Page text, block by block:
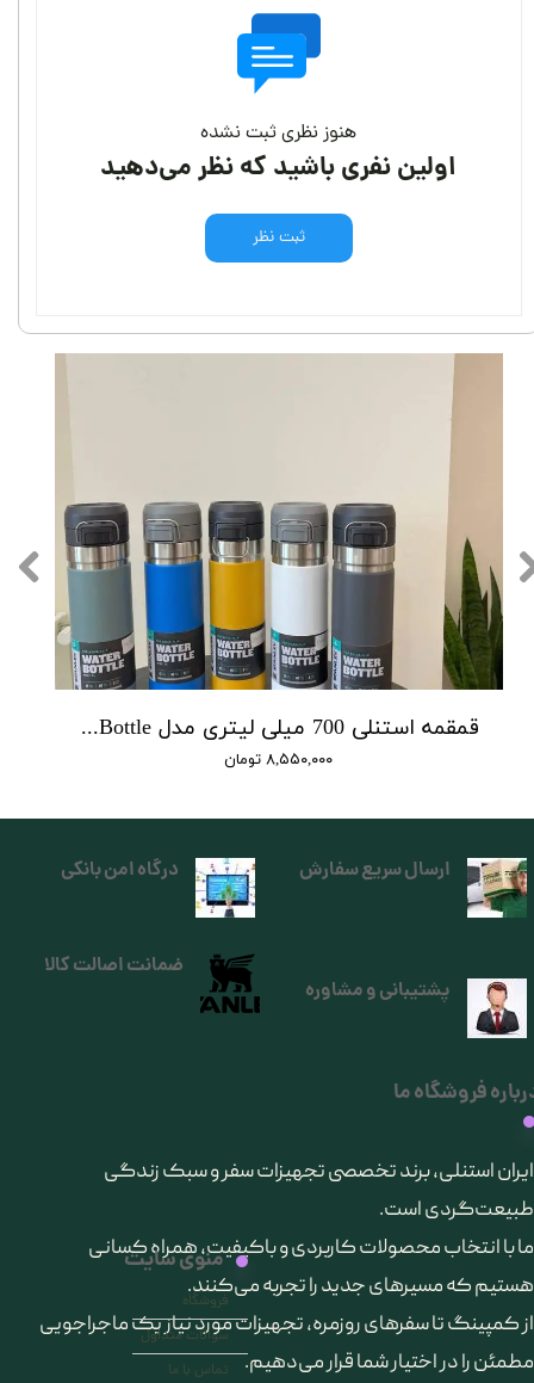
هنوز نظری ثبت نشده
اولین نفری باشید که نظر می‌دهید
ثبت نظر
قمقمه استنلی 700 میلی لیتری مدل Quick Flip Bottle
۸,۵۵۰,۰۰۰ تومان
ارسال سریع سفارش
فروشگاه ما
​ایران استنلی، برند تخصصی تجهیزات سفر و سبک زندگی
طبیعت‌گردی است.
ما با انتخاب محصولات کاربردی و باکیفیت، همراه کسانی
هستیم که مسیرهای جدید را تجربه می‌کنند.
از کمپینگ تا سفرهای روزمره، تجهیزات مورد نیاز یک ماجراجویی
مطمئن را در اختیار شما قرار می‌دهیم.
منوی سایت
فروشگاه
سوالات متداول
تماس با ما
درگاه امن بانکی
پشتیبانی و مشاوره
ضمانت اصالت کالا